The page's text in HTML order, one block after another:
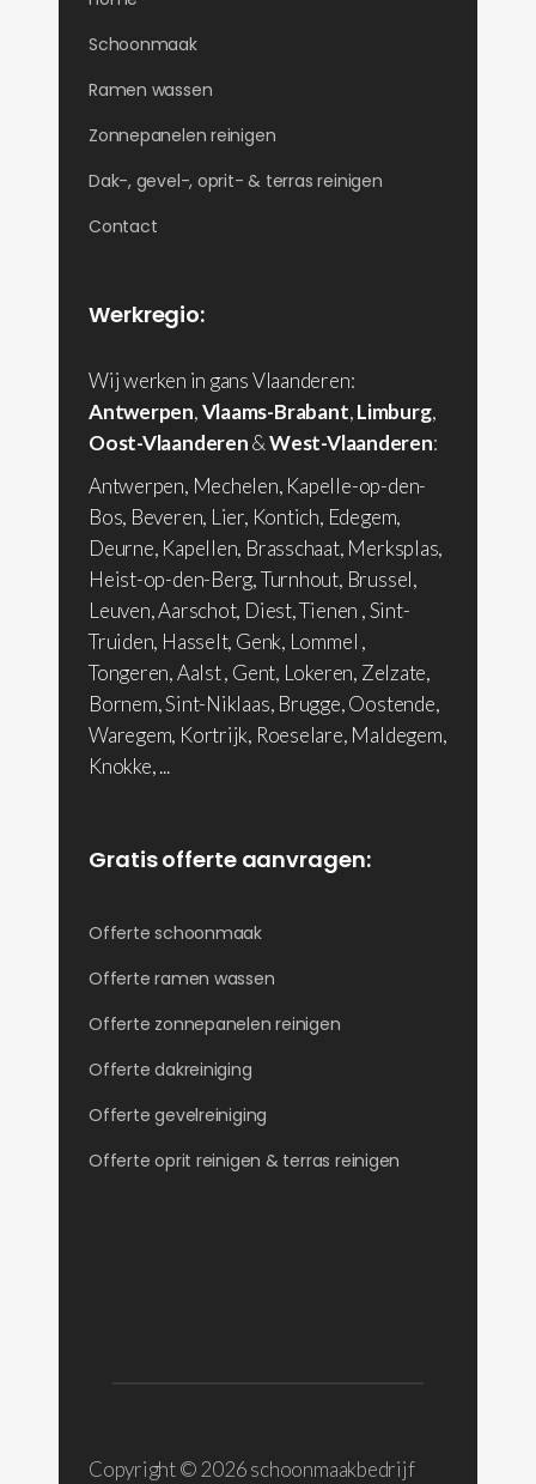
Schoonmaak
Ramen wassen
Zonnepanelen reinigen
Dak-, gevel-, oprit- & terras reinigen
Contact
Werkregio:
Wij werken in gans Vlaanderen:
Antwerpen,Vlaams-Brabant,Limburg,
Oost-Vlaanderen&West-Vlaanderen:
Antwerpen, Mechelen, Kapelle-op-den-
Bos, Beveren, Lier, Kontich, Edegem,
Deurne, Kapellen, Brasschaat, Merksplas,
Heist-op-den-Berg, Turnhout, Brussel,
Leuven, Aarschot, Diest, Tienen , Sint-
Truiden, Hasselt, Genk, Lommel ,
Tongeren, Aalst , Gent, Lokeren, Zelzate,
Bornem, Sint-Niklaas, Brugge, Oostende,
Waregem, Kortrijk, Roeselare, Maldegem,
Knokke, ...
Gratis offerte aanvragen:
Offerte schoonmaak
Offerte ramen wassen
Offerte zonnepanelen reinigen
Offerte dakreiniging
Offerte gevelreiniging
Offerte oprit reinigen & terras reinigen
Copyright © 2026 schoonmaakbedrijf